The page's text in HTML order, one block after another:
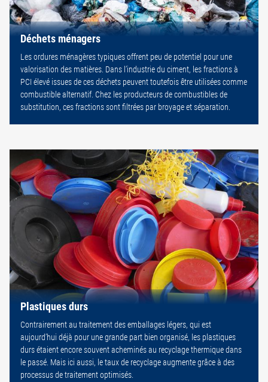
Déchets ménagers
Les ordures ménagères typiques offrent peu de potentiel pour une
valorisation des matières. Dans l’industrie du ciment, les fractions à
PCI élevé issues de ces déchets peuvent toutefois être utilisées comme
combustible alternatif. Chez les producteurs de combustibles de
substitution, ces fractions sont filtrées par broyage et séparation.
Plastiques durs
Contrairement au traitement des emballages légers, qui est
aujourd’hui déjà pour une grande part bien organisé, les plastiques
durs étaient encore souvent acheminés au recyclage thermique dans
le passé. Mais ici aussi, le taux de recyclage augmente grâce à des
processus de traitement optimisés.